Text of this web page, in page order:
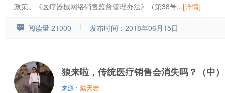
政策。《医疗器械网络销售监督管理办法》（第38号...[详情]
阅读量 21000 发布时间：2018年06月15日
狼来啦，传统医疗销售会消失吗？（中）
来源： 戴天岩